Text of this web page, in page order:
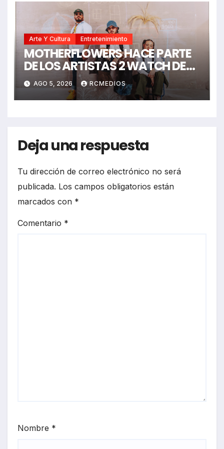
Arte Y Cultura Entretenimiento
MOTHERFLOWERS HACE PARTE
DE LOS ARTISTAS 2 WATCH DE
LOS PREMIOS JUVENTUD 2026
AGO 5, 2026 RCMEDIOS
Deja una respuesta
Tu dirección de correo electrónico no será
publicada. Los campos obligatorios están
marcados con *
Comentario *
Nombre *